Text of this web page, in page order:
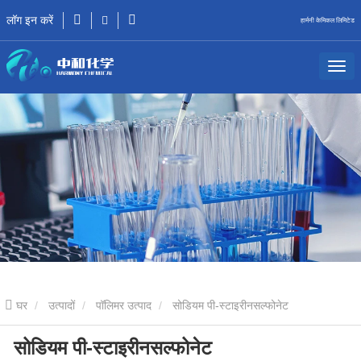
लॉग इन करें हार्मनी केमिकल लिमिटेड
घर उत्पादों पॉलिमर उत्पाद सोडियम पी-स्टाइरीनसल्फोनेट
सोडियम पी-स्टाइरीनसल्फोनेट